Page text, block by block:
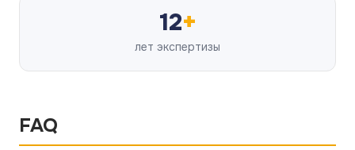
12+
лет экспертизы
FAQ